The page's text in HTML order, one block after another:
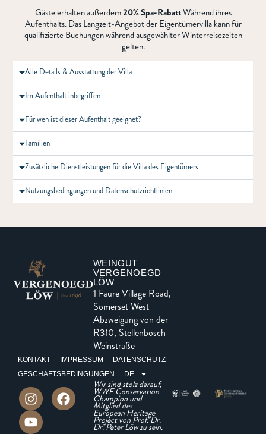
Gäste erhalten außerdem20% Spa-RabattWährend ihres
Aufenthalts. Das Langzeit-Angebot der Eigentümervilla kann für
qualifizierte Buchungen während ausgewählter Winterreisezeiten
gelten.
Alle Details & Ausstattung der Villa
Im Aufenthalt inbegriffen
Für wen ist dieser Aufenthalt geeignet?
Familien
Zusätzliche Dienstleistungen für die Villa des Eigentümers
Nutzungsbedingungen und Datenschutzrichtlinien
WEINGUT
VERGENOEGD
LÖW
1 Faure Village Road,
Somerset West
Abzweigung von der
R310, Stellenbosch-
Weinstraße
KONTAKT IMPRESSUM
DATENSCHUTZ
GESCHÄFTSBEDINGUNGEN
DE
Wir sind stolz darauf,
WWF Conservation
Champion und
Mitglied des
European Heritage
Project von Prof. Dr.
Dr. Peter Löw zu sein.